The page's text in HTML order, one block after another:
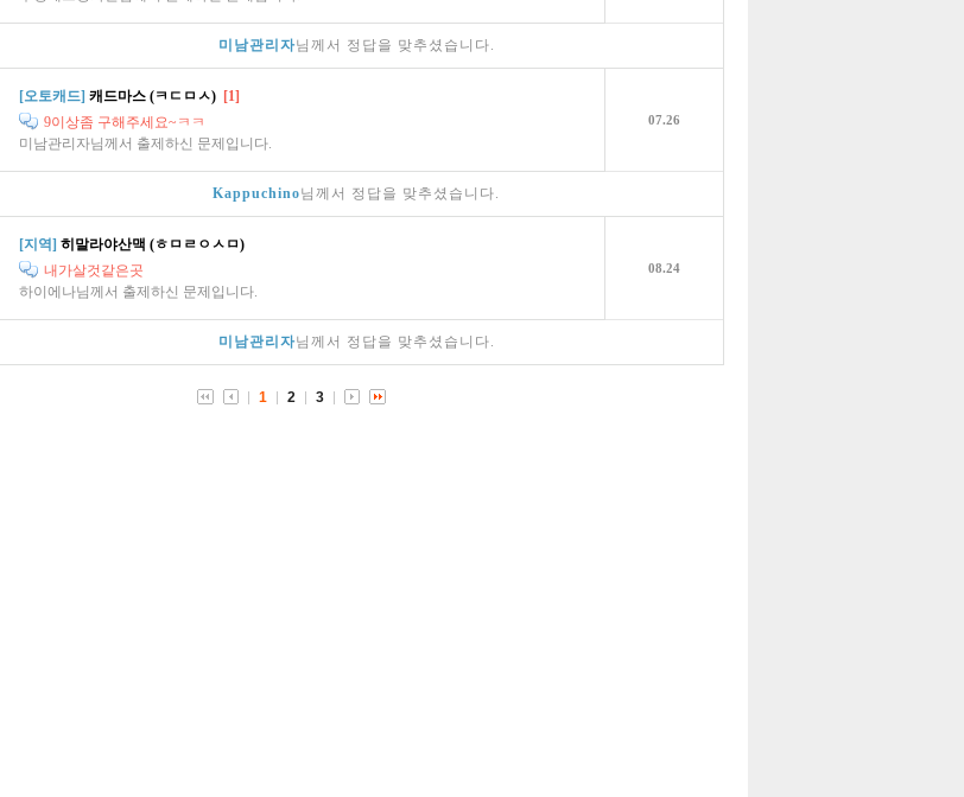
미남관리자님께서 정답을 맞추셨습니다.
[오토캐드] 캐드마스 (ㅋㄷㅁㅅ) [1]
9이상좀 구해주세요~ㅋㅋ
미남관리자님께서 출제하신 문제입니다.
07.26
Kappuchino님께서 정답을 맞추셨습니다.
[지역] 히말라야산맥 (ㅎㅁㄹㅇㅅㅁ)
내가살것같은곳
하이에나님께서 출제하신 문제입니다.
08.24
미남관리자님께서 정답을 맞추셨습니다.
1 2 3